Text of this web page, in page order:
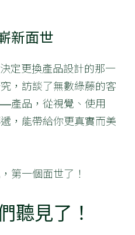
新面世
定更換產品設計的那一
，訪談了無數綠藤的客
產品，從視覺、使用
，能帶給你更真實而美
，第一個面世了！
聽見了！